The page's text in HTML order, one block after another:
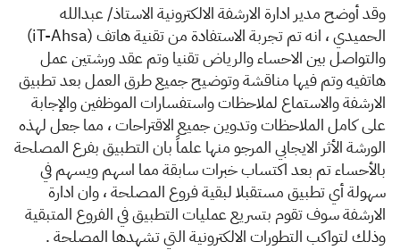
وقد أوضح مدير ادارة الارشفة الالكترونية الاستاذ/ عبدالله
الحميدي ، انه تم تجربة الاستفادة من تقنية هاتف (iT-Ahsa)
والتواصل بين الاحساء والرياض تقنيا وتم عقد ورشتين عمل
هاتفيه وتم فيها مناقشة وتوضيح جميع طرق العمل بعد تطبيق
الارشفة والاستماع لملاحظات واستفسارات الموظفين والإجابة
على كامل الملاحظات وتدوين جميع الاقتراحات ، مما جعل لهذه
الورشة الأثر الايجابي المرجو منها علماً بان التطبيق بفرع المصلحة
بالأحساء تم بعد اكتساب خبرات سابقة مما اسهم ويسهم في
سهولة أي تطبيق مستقبلا لبقية فروع المصلحة ، وان ادارة
الارشفة سوف تقوم بتسريع عمليات التطبيق في الفروع المتبقية
وذلك لتواكب التطورات الالكترونية التي تشهدها المصلحة .